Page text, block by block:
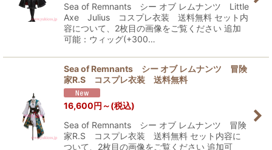
Sea of Remnants シー オブ レムナンツ Little
Axe Julius コスプレ衣装 送料無料 セット内
容について、2枚目の画像をご覧ください 追加
可能：ウィッグ(+300…
Sea of Remnants シー オブ レムナンツ 冒険
家R.S コスプレ衣装 送料無料
16,600円 ～(税込)
Sea of Remnants シー オブ レムナンツ 冒険
家R.S コスプレ衣装 送料無料 セット内容に
ついて、2枚目の画像をご覧ください 追加可